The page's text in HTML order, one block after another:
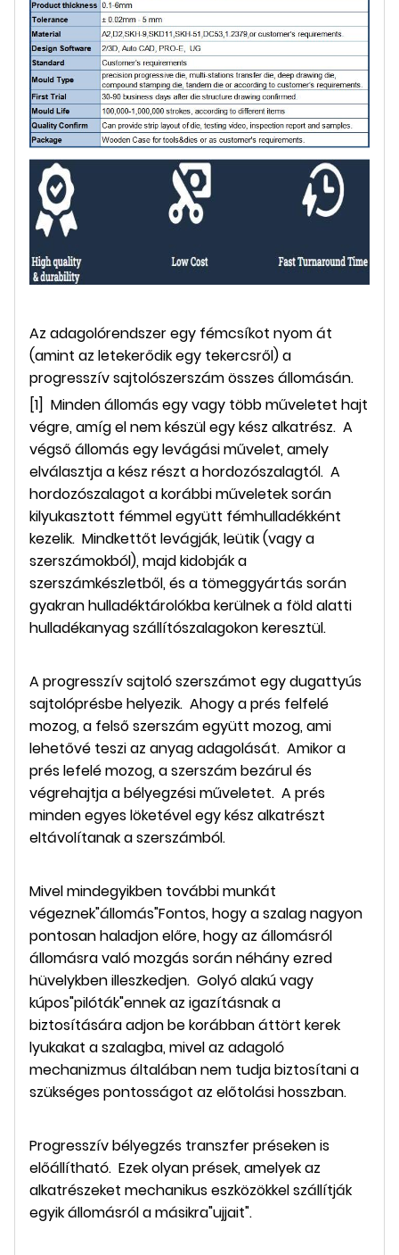
Az adagolórendszer egy fémcsíkot nyom át
(amint az letekerődik egy tekercsről) a
progresszív sajtolószerszám összes állomásán.
[1] Minden állomás egy vagy több műveletet hajt
végre, amíg el nem készül egy kész alkatrész. A
végső állomás egy levágási művelet, amely
elválasztja a kész részt a hordozószalagtól. A
hordozószalagot a korábbi műveletek során
kilyukasztott fémmel együtt fémhulladékként
kezelik. Mindkettőt levágják, leütik (vagy a
szerszámokból), majd kidobják a
szerszámkészletből, és a tömeggyártás során
gyakran hulladéktárolókba kerülnek a föld alatti
hulladékanyag szállítószalagokon keresztül.
A progresszív sajtoló szerszámot egy dugattyús
sajtolóprésbe helyezik. Ahogy a prés felfelé
mozog, a felső szerszám együtt mozog, ami
lehetővé teszi az anyag adagolását. Amikor a
prés lefelé mozog, a szerszám bezárul és
végrehajtja a bélyegzési műveletet. A prés
minden egyes löketével egy kész alkatrészt
eltávolítanak a szerszámból.
Mivel mindegyikben további munkát
végeznek"állomás"Fontos, hogy a szalag nagyon
pontosan haladjon előre, hogy az állomásról
állomásra való mozgás során néhány ezred
hüvelykben illeszkedjen. Golyó alakú vagy
kúpos"pilóták"ennek az igazításnak a
biztosítására adjon be korábban áttört kerek
lyukakat a szalagba, mivel az adagoló
mechanizmus általában nem tudja biztosítani a
szükséges pontosságot az előtolási hosszban.
Progresszív bélyegzés transzfer préseken is
előállítható. Ezek olyan prések, amelyek az
alkatrészeket mechanikus eszközökkel szállítják
egyik állomásról a másikra"ujjait".